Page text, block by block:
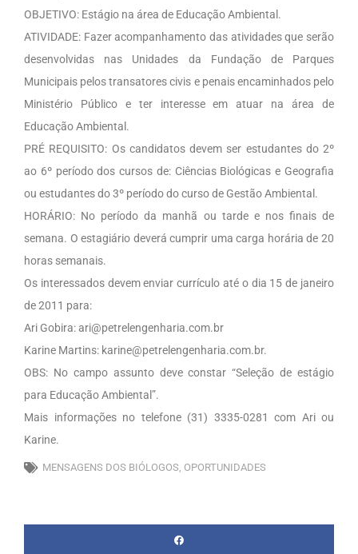
OBJETIVO: Estágio na área de Educação Ambiental.
ATIVIDADE: Fazer acompanhamento das atividades que serão
desenvolvidas nas Unidades da Fundação de Parques
Municipais pelos transatores civis e penais encaminhados pelo
Ministério Público e ter interesse em atuar na área de
Educação Ambiental.
PRÉ REQUISITO: Os candidatos devem ser estudantes do 2º
ao 6º período dos cursos de: Ciências Biológicas e Geografia
ou estudantes do 3º período do curso de Gestão Ambiental.
HORÁRIO: No período da manhã ou tarde e nos finais de
semana. O estagiário deverá cumprir uma carga horária de 20
horas semanais.
Os interessados devem enviar currículo até o dia 15 de janeiro
de 2011 para:
Ari Gobira: ari@petrelengenharia.com.br
Karine Martins: karine@petrelengenharia.com.br.
OBS: No campo assunto deve constar “Seleção de estágio
para Educação Ambiental”.
Mais informações no telefone (31) 3335-0281 com Ari ou
Karine.
MENSAGENS DOS BIÓLOGOS, OPORTUNIDADES